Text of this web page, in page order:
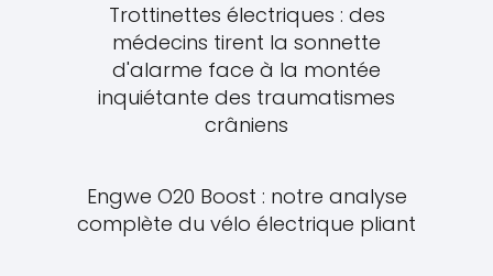
Trottinettes électriques : des
médecins tirent la sonnette
d'alarme face à la montée
inquiétante des traumatismes
crâniens
Engwe O20 Boost : notre analyse
complète du vélo électrique pliant